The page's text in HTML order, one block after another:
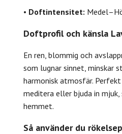
• Doftintensitet:
Doftprofil och känsla
En ren, blommig och
som lugnar sinnet, minskar
harmonisk atmosfär.
meditera eller bjuda in
hemmet.
Så använder du